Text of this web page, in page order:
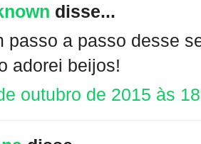
disse...
passo a passo desse
adorei beijos!
outubro de 2015 às